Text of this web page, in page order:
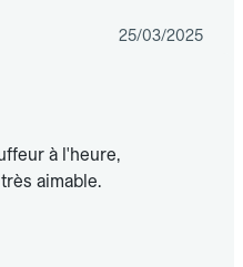
25/03/2025
à l'heure,
aimable.